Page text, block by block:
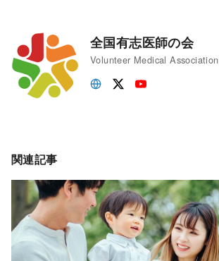
全国有志医師の会
Volunteer Medical Association
関連記事